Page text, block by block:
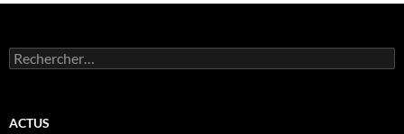
Rechercher :
ACTUS